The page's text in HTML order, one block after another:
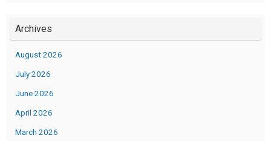
Archives
August 2026
July 2026
June 2026
April 2026
March 2026